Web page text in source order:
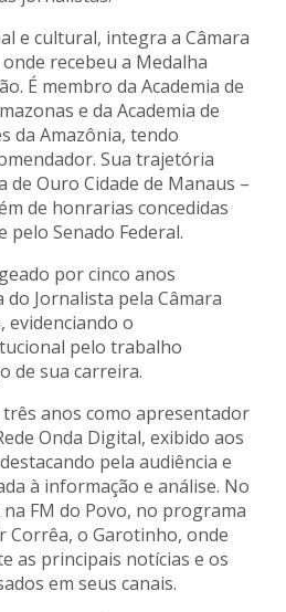
e cultural, integra a Câmara
recebeu a Medalha
É membro da Academia de
e da Academia de
da Amazônia, tendo
Sua trajetória
de Ouro Cidade de Manaus –
de honrarias concedidas
pelo Senado Federal.
por cinco anos
Jornalista pela Câmara
evidenciando o
pelo trabalho
de sua carreira.
anos como apresentador
Onda Digital, exibido aos
pela audiência e
à informação e análise. No
FM do Povo, no programa
Corrêa, o Garotinho, onde
as principais notícias e os
em seus canais.